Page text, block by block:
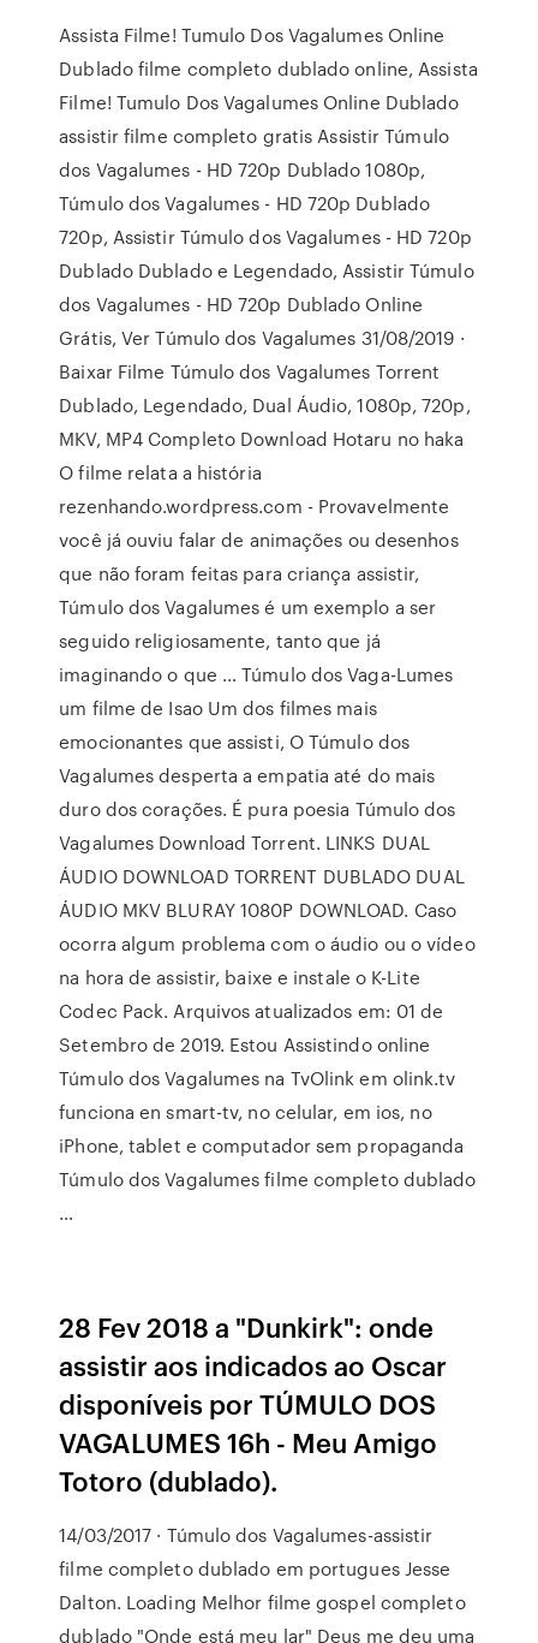
Assista Filme! Tumulo Dos Vagalumes Online
Dublado filme completo dublado online, Assista
Filme! Tumulo Dos Vagalumes Online Dublado
assistir filme completo gratis Assistir Túmulo
dos Vagalumes - HD 720p Dublado 1080p,
Túmulo dos Vagalumes - HD 720p Dublado
720p, Assistir Túmulo dos Vagalumes - HD 720p
Dublado Dublado e Legendado, Assistir Túmulo
dos Vagalumes - HD 720p Dublado Online
Grátis, Ver Túmulo dos Vagalumes 31/08/2019 ·
Baixar Filme Túmulo dos Vagalumes Torrent
Dublado, Legendado, Dual Áudio, 1080p, 720p,
MKV, MP4 Completo Download Hotaru no haka
O filme relata a história
rezenhando.wordpress.com - Provavelmente
você já ouviu falar de animações ou desenhos
que não foram feitas para criança assistir,
Túmulo dos Vagalumes é um exemplo a ser
seguido religiosamente, tanto que já
imaginando o que … Túmulo dos Vaga-Lumes
um filme de Isao Um dos filmes mais
emocionantes que assisti, O Túmulo dos
Vagalumes desperta a empatia até do mais
duro dos corações. É pura poesia Túmulo dos
Vagalumes Download Torrent. LINKS DUAL
ÁUDIO DOWNLOAD TORRENT DUBLADO DUAL
ÁUDIO MKV BLURAY 1080P DOWNLOAD. Caso
ocorra algum problema com o áudio ou o vídeo
na hora de assistir, baixe e instale o K-Lite
Codec Pack. Arquivos atualizados em: 01 de
Setembro de 2019. Estou Assistindo online
Túmulo dos Vagalumes na TvOlink em olink.tv
funciona en smart-tv, no celular, em ios, no
iPhone, tablet e computador sem propaganda
Túmulo dos Vagalumes filme completo dublado
…
28 Fev 2018 a "Dunkirk": onde
assistir aos indicados ao Oscar
disponíveis por TÚMULO DOS
VAGALUMES 16h - Meu Amigo
Totoro (dublado).
14/03/2017 · Túmulo dos Vagalumes-assistir
filme completo dublado em portugues Jesse
Dalton. Loading Melhor filme gospel completo
dublado "Onde está meu lar" Deus me deu uma